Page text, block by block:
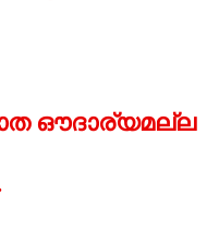
ഔദാര്യമല്ല